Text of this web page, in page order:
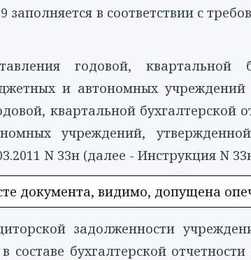
заполняется в соответствии с
годовой, квартальной
и автономных учреждений
квартальной бухгалтерской
учреждений,
N 33н (далее - Инструкция N
документа, видимо, допущена
задолженности
бухгалтерской